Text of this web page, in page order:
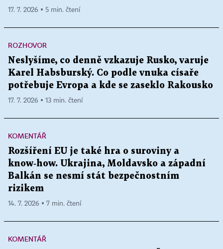
17. 7. 2026 ▪ 5 min. čtení
ROZHOVOR
Neslyšíme, co denně vzkazuje Rusko, varuje
Karel Habsburský. Co podle vnuka císaře
potřebuje Evropa a kde se zaseklo Rakousko
17. 7. 2026 ▪ 13 min. čtení
KOMENTÁŘ
Rozšíření EU je také hra o suroviny a
know‑how. Ukrajina, Moldavsko a západní
Balkán se nesmí stát bezpečnostním
rizikem
14. 7. 2026 ▪ 7 min. čtení
KOMENTÁŘ